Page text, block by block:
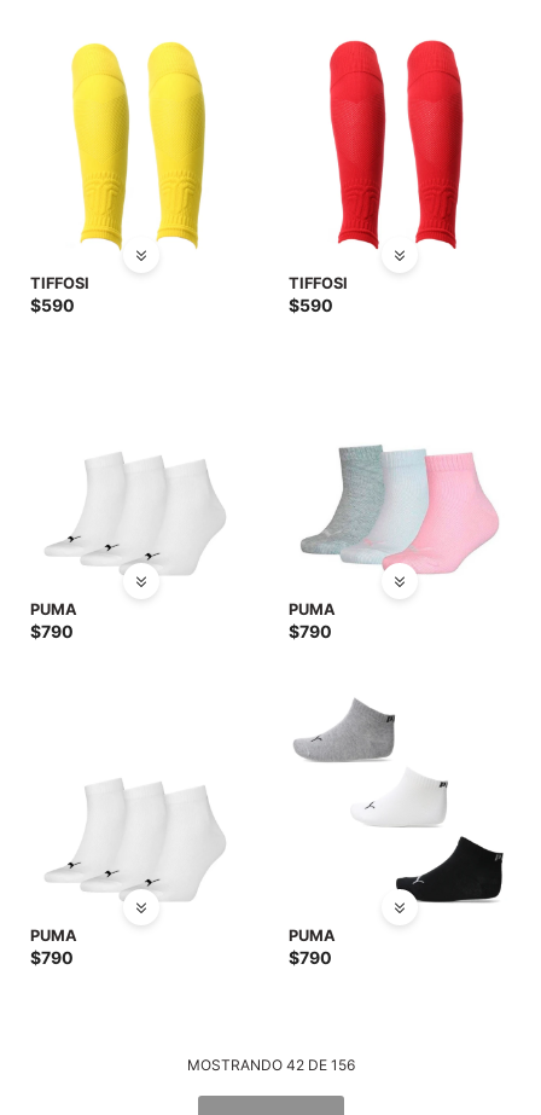
TIFFOSI
$590
TIFFOSI
$590
PUMA
$790
PUMA
$790
PUMA
$790
PUMA
$790
MOSTRANDO 42DE 156